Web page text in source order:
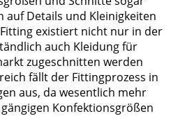
auf Details und Kleinigkeiten
existiert nicht nur in der
auch Kleidung für
zugeschnitten werden
fällt der Fittingprozess in
aus, da wesentlich mehr
Konfektionsgrößen